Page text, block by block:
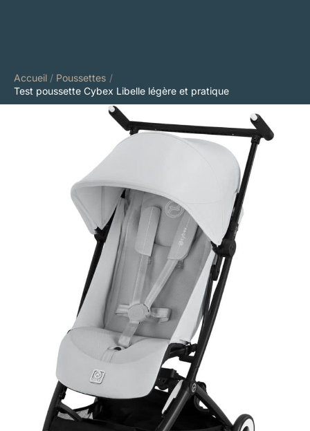
Accueil
Poussettes
Test poussette Cybex Libelle légère et pratique